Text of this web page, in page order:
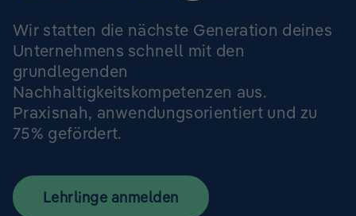
Wir statten die nächste Generation deines
Unternehmens schnell mit den
grundlegenden
Nachhaltigkeitskompetenzen aus.
Praxisnah, anwendungsorientiert und zu
75% gefördert.
Lehrlinge anmelden